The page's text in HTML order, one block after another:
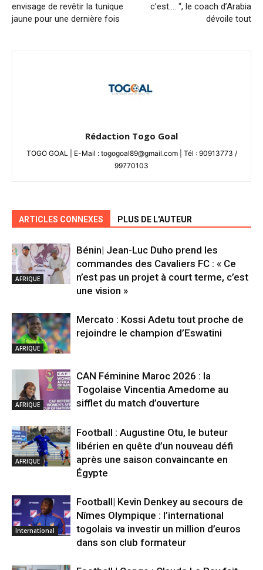
envisage de revêtir la tunique
jaune pour une dernière fois
c’est…. “, le coach d’Arabia
dévoile tout
Rédaction Togo Goal
TOGO GOAL | E-Mail : togogoal89@gmail.com | Tél : 90913773 /
99770103
ARTICLES CONNEXES PLUS DE L'AUTEUR
AFRIQUE
Bénin| Jean-Luc Duho prend les
commandes des Cavaliers FC : « Ce
n’est pas un projet à court terme, c’est
une vision »
AFRIQUE
Mercato : Kossi Adetu tout proche de
rejoindre le champion d’Eswatini
AFRIQUE
CAN Féminine Maroc 2026 : la
Togolaise Vincentia Amedome au
sifflet du match d’ouverture
AFRIQUE
Football : Augustine Otu, le buteur
libérien en quête d’un nouveau défi
après une saison convaincante en
Égypte
International
Football| Kevin Denkey au secours de
Nîmes Olympique : l’international
togolais va investir un million d’euros
dans son club formateur